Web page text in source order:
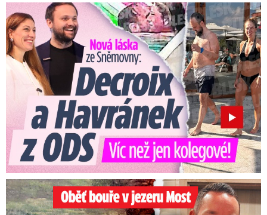
Nová láska ve Sněmovně: Decroix s mladým kolegou z ODS
Oběť bouře v jezeru Most: Zemřel táta Dominik (†28)